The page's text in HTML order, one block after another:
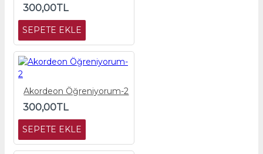
300,00TL
SEPETE EKLE
Akordeon Öğreniyorum-2
300,00TL
SEPETE EKLE